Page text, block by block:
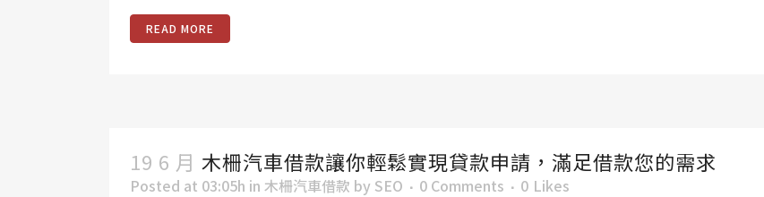
READ MORE
19 6 月 木柵汽車借款讓你輕鬆實現貸款申請，滿足借款您的需求
Posted at 03:05h in 木柵汽車借款 by SEO 0 Comments 0 Likes